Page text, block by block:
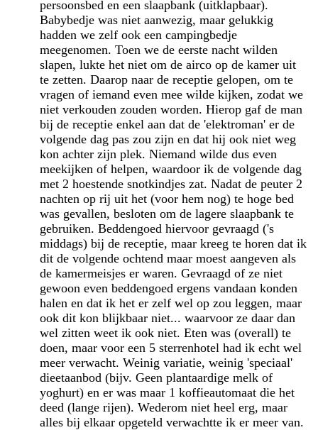
persoonsbed en een slaapbank (uitklapbaar).
Babybedje was niet aanwezig, maar gelukkig
hadden we zelf ook een campingbedje
meegenomen. Toen we de eerste nacht wilden
slapen, lukte het niet om de airco op de kamer uit
te zetten. Daarop naar de receptie gelopen, om te
vragen of iemand even mee wilde kijken, zodat we
niet verkouden zouden worden. Hierop gaf de man
bij de receptie enkel aan dat de 'elektroman' er de
volgende dag pas zou zijn en dat hij ook niet weg
kon achter zijn plek. Niemand wilde dus even
meekijken of helpen, waardoor ik de volgende dag
met 2 hoestende snotkindjes zat. Nadat de peuter 2
nachten op rij uit het (voor hem nog) te hoge bed
was gevallen, besloten om de lagere slaapbank te
gebruiken. Beddengoed hiervoor gevraagd ('s
middags) bij de receptie, maar kreeg te horen dat ik
dit de volgende ochtend maar moest aangeven als
de kamermeisjes er waren. Gevraagd of ze niet
gewoon even beddengoed ergens vandaan konden
halen en dat ik het er zelf wel op zou leggen, maar
ook dit kon blijkbaar niet... waarvoor ze daar dan
wel zitten weet ik ook niet. Eten was (overall) te
doen, maar voor een 5 sterrenhotel had ik echt wel
meer verwacht. Weinig variatie, weinig 'speciaal'
dieetaanbod (bijv. Geen plantaardige melk of
yoghurt) en er was maar 1 koffieautomaat die het
deed (lange rijen). Wederom niet heel erg, maar
alles bij elkaar opgeteld verwachtte ik er meer van.